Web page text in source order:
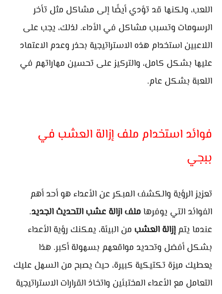
اللعب، ولكنها قد تؤدي أيضًا إلى مشاكل مثل تأخر
الرسومات وتسبب مشاكل في الأداء. لذلك، يجب على
اللاعبين استخدام هذه الاستراتيجية بحذر وعدم الاعتماد
عليها بشكل كامل، والتركيز على تحسين مهاراتهم في
اللعبة بشكل عام.
فوائد استخدام ملف إزالة العشب في
ببجي
تعزيز الرؤية والكشف المبكر عن الأعداء هو أحد أهم
الفوائد التي يوفرها ملف ازالة عشب التحديث الجديد.
عندما يتمإزالة العشب من البيئة، يمكنك رؤية الأعداء
بشكل أفضل وتحديد مواقعهم بسهولة أكبر. هذا
يعطيك ميزة تكتيكية كبيرة، حيث يصبح من السهل عليك
التعامل مع الأعداء المختبئين واتخاذ القرارات الاستراتيجية